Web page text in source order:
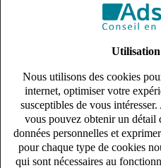
Utilisation
Nous utilisons des cookies
internet, optimiser votre
susceptibles de vous
vous pouvez obtenir un détail
données personnelles et
pour chaque type de cookies
qui sont nécessaires au